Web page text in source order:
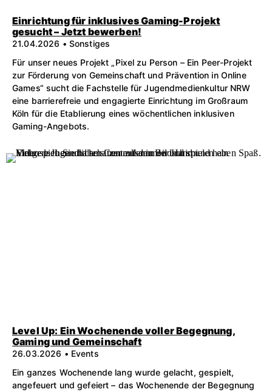
Einrichtung für inklusives Gaming-Projekt
gesucht – Jetzt bewerben!
21.04.2026 • Sonstiges
Für unser neues Projekt „Pixel zu Person – Ein Peer-Projekt
zur Förderung von Gemeinschaft und Prävention in Online
Games“ sucht die Fachstelle für Jugendmedienkultur NRW
eine barrierefreie und engagierte Einrichtung im Großraum
Köln für die Etablierung eines wöchentlichen inklusiven
Gaming-Angebots.
Level Up: Ein Wochenende voller Begegnung,
Gaming und Gemeinschaft
26.03.2026 • Events
Ein ganzes Wochenende lang wurde gelacht, gespielt,
angefeuert und gefeiert – das Wochenende der Begegnung